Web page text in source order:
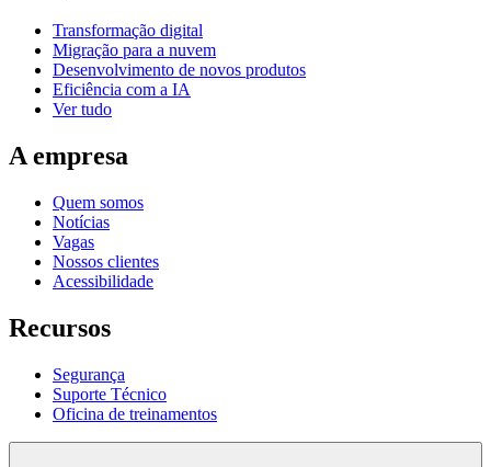
Transformação digital
Migração para a nuvem
Desenvolvimento de novos produtos
Eficiência com a IA
Ver tudo
A empresa
Quem somos
Notícias
Vagas
Nossos clientes
Acessibilidade
Recursos
Segurança
Suporte Técnico
Oficina de treinamentos